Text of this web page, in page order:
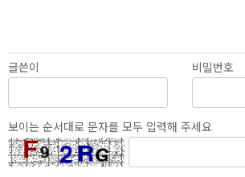
글쓴이 비밀번호
보이는 순서대로 문자를 모두 입력해 주세요